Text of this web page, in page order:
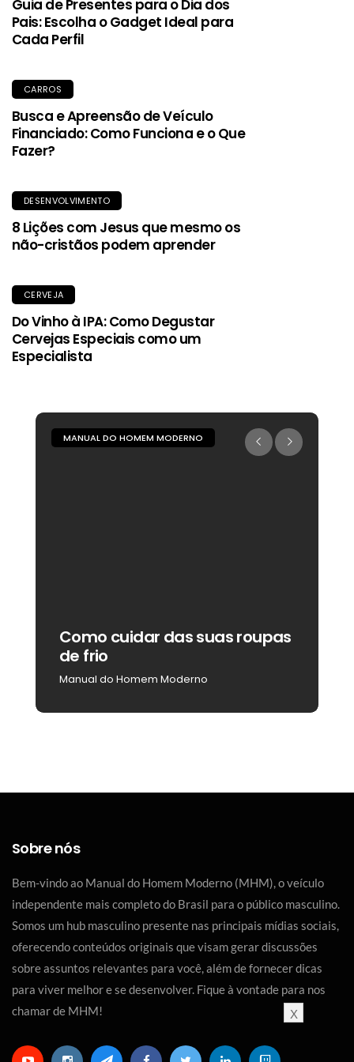
Guia de Presentes para o Dia dos
Pais: Escolha o Gadget Ideal para
Cada Perfil
CARROS
Busca e Apreensão de Veículo
Financiado: Como Funciona e o Que
Fazer?
DESENVOLVIMENTO
8 Lições com Jesus que mesmo os
não-cristãos podem aprender
CERVEJA
Do Vinho à IPA: Como Degustar
Cervejas Especiais como um
Especialista
MANUAL DO HOMEM MODERNO
Como cuidar das suas roupas
de frio
Manual do Homem Moderno
Sobre nós
Bem-vindo ao Manual do Homem Moderno (MHM), o veículo
independente mais completo do Brasil para o público masculino.
Somos um hub masculino presente nas principais mídias sociais,
oferecendo conteúdos originais que visam gerar discussões
sobre assuntos relevantes para você, além de fornecer dicas
para viver melhor e se desenvolver. Fique à vontade para nos
chamar de MHM!
X